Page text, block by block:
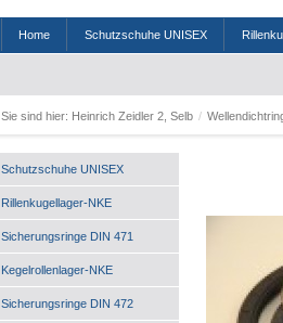
Home Schutzschuhe UNISEX
Sie sind hier: Heinrich Zeidler 2, Selb /
Schutzschuhe UNISEX
Rillenkugellager-NKE
Sicherungsringe DIN 471
Kegelrollenlager-NKE
Sicherungsringe DIN 472